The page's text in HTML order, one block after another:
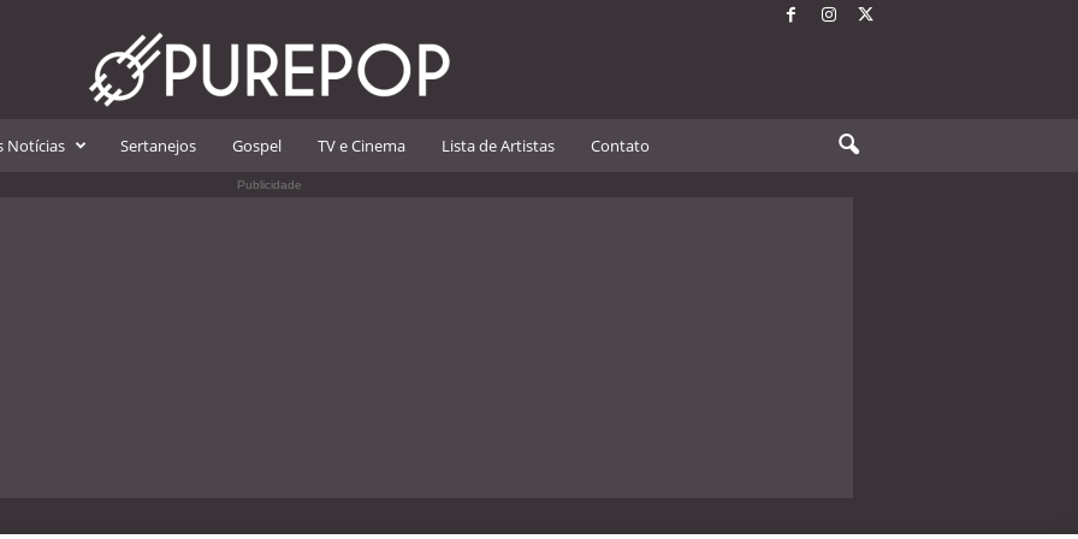
Notícias Sertanejos Gospel TV e Cinema Lista de Artistas Contato
Publicidade